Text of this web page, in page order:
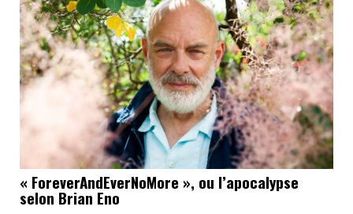
« ForeverAndEverNoMore », ou l’apocalypse
selon Brian Eno